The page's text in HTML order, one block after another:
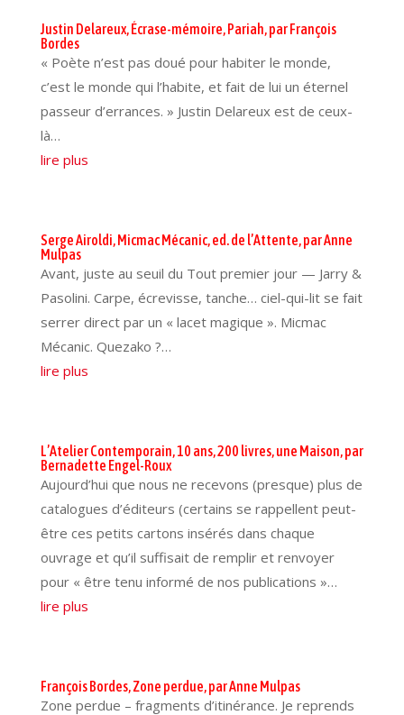
Justin Delareux, Écrase-mémoire, Pariah, par François
Bordes
« Poète n’est pas doué pour habiter le monde,
c’est le monde qui l’habite, et fait de lui un éternel
passeur d’errances. » Justin Delareux est de ceux-
là…
lire plus
Serge Airoldi, Micmac Mécanic, ed. de l’Attente, par Anne
Mulpas
Avant, juste au seuil du Tout premier jour — Jarry &
Pasolini. Carpe, écrevisse, tanche… ciel-qui-lit se fait
serrer direct par un « lacet magique ». Micmac
Mécanic. Quezako ?…
lire plus
L’Atelier Contemporain, 10 ans, 200 livres, une Maison, par
Bernadette Engel-Roux
Aujourd’hui que nous ne recevons (presque) plus de
catalogues d’éditeurs (certains se rappellent peut-
être ces petits cartons insérés dans chaque
ouvrage et qu’il suffisait de remplir et renvoyer
pour « être tenu informé de nos publications »…
lire plus
François Bordes, Zone perdue, par Anne Mulpas
Zone perdue – fragments d’itinérance. Je reprends